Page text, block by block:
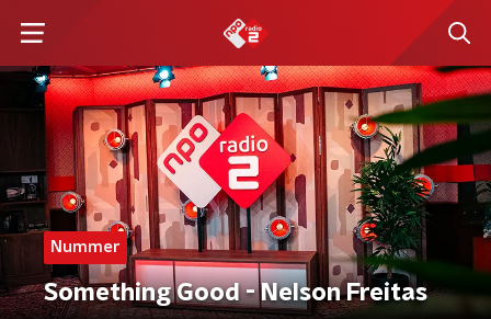
Nummer
Something Good - Nelson Freitas